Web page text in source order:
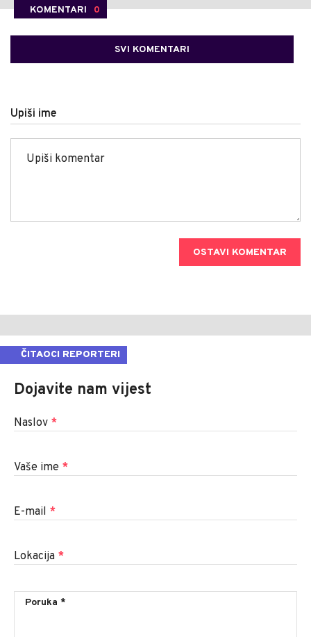
KOMENTARI 0
SVI KOMENTARI
Upiši ime
OSTAVI KOMENTAR
ČITAOCI REPORTERI
Dojavite nam vijest
Naslov *
Vaše ime *
E-mail *
Lokacija *